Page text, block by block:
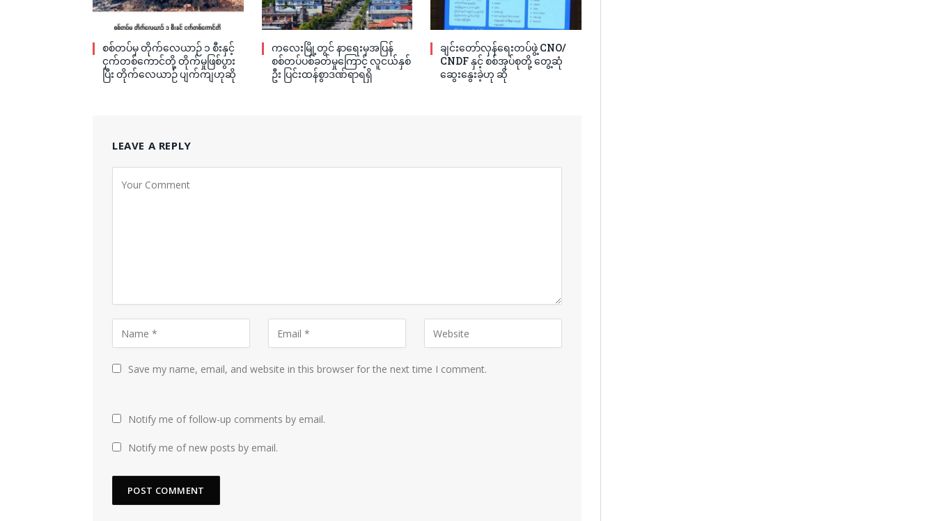
စစ်တပ်မှ တိုက်လေယာဉ် ၁ စီးနှင့်
ငှက်တစ်ကောင်တို့ တိုက်မှုဖြစ်ပွား
ပြီး တိုက်လေယာဉ် ပျက်ကျဟုဆို
ကလေးမြို့တွင် နာရေးမှအပြန်
စစ်တပ်ပစ်ခတ်မှုကြောင့် လူငယ်နှစ်
ဦး ပြင်းထန်စွာဒဏ်ရာရရှိ
ချင်းတော်လှန်ရေးတပ်ဖွဲ့ CNO/
CNDF နှင့် စစ်အုပ်စုတို့ တွေ့ဆုံ
ဆွေးနွေးခဲ့ဟု ဆို
LEAVE A REPLY
Save my name, email, and website in this browser for the next time I comment.
Notify me of follow-up comments by email.
Notify me of new posts by email.